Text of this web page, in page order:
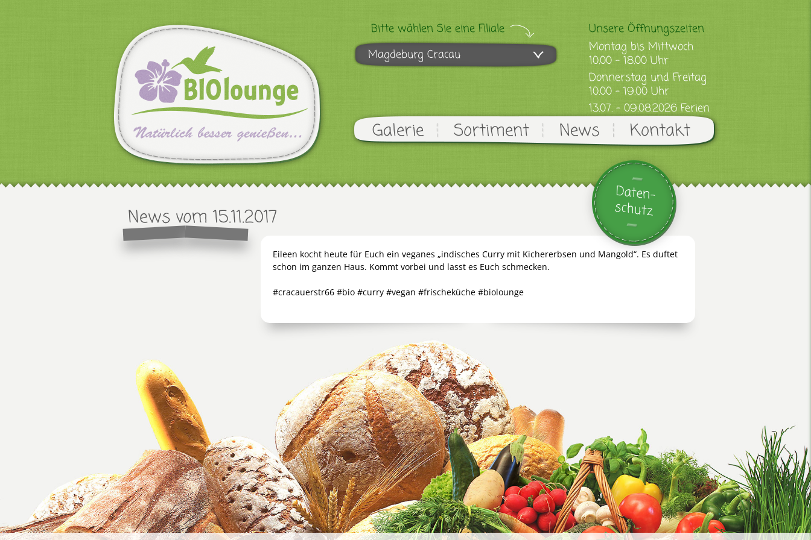
Bitte wählen Sie eine Filiale
Magdeburg Cracau
Galerie Sortiment News Kontakt
Unsere Öffnungszeiten
Montag bis Mittwoch
10.00 - 18.00 Uhr
Donnerstag und Freitag
10.00 - 19.00 Uhr
13.07. - 09.08.2026 Ferien
Daten-
schutz
News vom 15.11.2017
Eileen kocht heute für Euch ein veganes „indisches Curry mit Kichererbsen und Mangold“. Es duftet
schon im ganzen Haus. Kommt vorbei und lasst es Euch schmecken.
#cracauerstr66 #bio #curry #vegan #frischeküche #biolounge